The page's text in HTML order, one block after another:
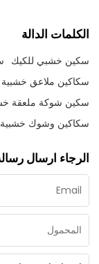
الكلمات الدالة
سكين خشبي للكيك
سكاكين ملاعق خشبية
سكين شوكة ملعقة
سكاكين وشوك خشبية
الرجاء ارسال رسالة